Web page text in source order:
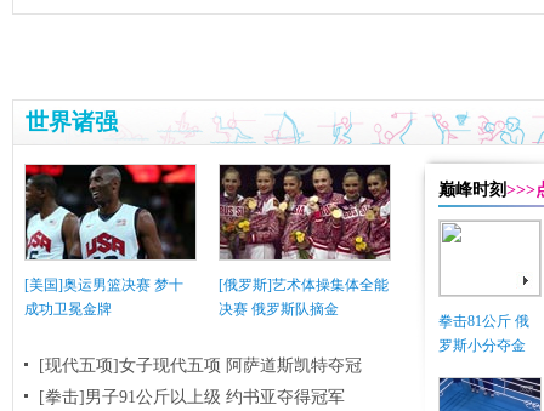
世界诸强
[美国]奥运男篮决赛 梦十
成功卫冕金牌
[俄罗斯]艺术体操集体全能
决赛 俄罗斯队摘金
[现代五项]女子现代五项 阿萨道斯凯特夺冠
[拳击]男子91公斤以上级 约书亚夺得冠军
巅峰时刻>>>
拳击81公斤 俄
罗斯小分夺金